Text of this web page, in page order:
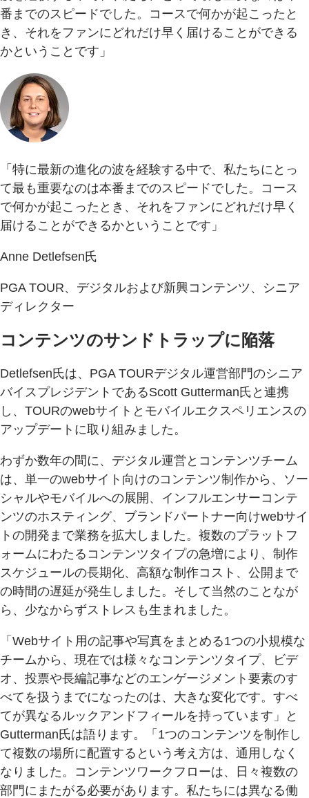
番までのスピードでした。コースで何かが起こったと
き、それをファンにどれだけ早く届けることができる
かということです」
「特に最新の進化の波を経験する中で、私たちにとっ
て最も重要なのは本番までのスピードでした。コース
で何かが起こったとき、それをファンにどれだけ早く
届けることができるかということです」
Anne Detlefsen氏
PGA TOUR、デジタルおよび新興コンテンツ、シニア
ディレクター
コンテンツのサンドトラップに陥落
Detlefsen氏は、PGA TOURデジタル運営部門のシニア
バイスプレジデントであるScott Gutterman氏と連携
し、TOURのwebサイトとモバイルエクスペリエンスの
アップデートに取り組みました。
わずか数年の間に、デジタル運営とコンテンツチーム
は、単一のwebサイト向けのコンテンツ制作から、ソー
シャルやモバイルへの展開、インフルエンサーコンテ
ンツのホスティング、ブランドパートナー向けwebサイ
トの開発まで業務を拡大しました。複数のプラットフ
ォームにわたるコンテンツタイプの急増により、制作
スケジュールの長期化、高額な制作コスト、公開まで
の時間の遅延が発生しました。そして当然のことなが
ら、少なからずストレスも生まれました。
「Webサイト用の記事や写真をまとめる1つの小規模な
チームから、現在では様々なコンテンツタイプ、ビデ
オ、投票や長編記事などのエンゲージメント要素のす
べてを扱うまでになったのは、大きな変化です。すべ
てが異なるルックアンドフィールを持っています」と
Gutterman氏は語ります。「1つのコンテンツを制作し
て複数の場所に配置するという考え方は、通用しなく
なりました。コンテンツワークフローは、日々複数の
部門にまたがる必要があります。私たちには異なる働